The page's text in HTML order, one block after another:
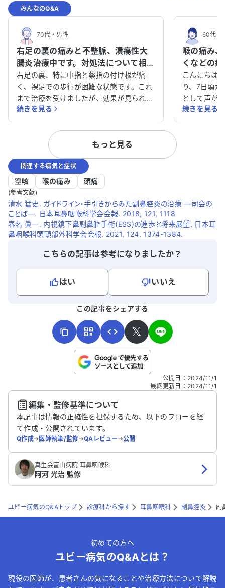
みんなのQ&A
70代・男性
右足の裏の痛みと不整脈、潰瘍性大
腸炎治療中です。対処法について相談
させてください。
右足の裏、特に中指と薬指の付け根が痛
く、裸足での歩行が困難な状態です。これ
まで治療を受けましたが、効果が見られ
ず、現在は中敷を使用しています。 アレル
ギー性疾患や不整脈、潰瘍性大腸炎などの
病気で治療を受けており、アレルギー性鼻
炎や慢性副鼻腔炎、食物アレルギーもあり
ドバイスをいただけると助かります。特に
右足の痛みについて、効果的な治療法があ
れば教えてください。
続きを見る
60代・
喉の痛み
くなどの
中の私は
か？
こんにちは
り、7日頃
として声が
や花粉症の
ません。糖
続きを見る
もっと見る
関連する病気と症状
空咳 喉の痛み 頭痛
(参考文献)
清水 猛史. ガイドライン・手引きからみた副鼻腔炎の治療 ―司会の
ことば―. 日本耳鼻咽喉科学会会報. 2018, 121, 1118.
春名 眞一. 内視鏡下鼻副鼻腔手術(ESS)の進歩と将来展望. 日本耳
鼻咽喉科頭頸部外科学会会報. 2021, 124, 1374-1384.
こちらの記事は参考になりましたか？
はい
いいえ
こちらは送信専用のフォームです。氏名やご自身の病気の詳細な
送信する
この記事をシェアする
𝕏
公開日 ： 2024/11/1
最終更新日 ： 2024/11/1
編集・監修基準について
本記事は情報の正確性を担保するため、以下のフローを経
て作成・公開されています。
Q作成➔医師執筆/監修➔QAレビュー➔公開
真生会富山病院 耳鼻咽喉科
阿河 光治 監修
ユビー病気のQ&Aトップ 診療科から探す 耳鼻咽喉科 副鼻腔炎 副
初めての方へ
ユビー病気のQ&Aとは？
現役の医師が、患者さんの気になることや治療方法について解説